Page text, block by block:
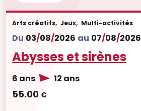
Arts créatifs, Jeux, Multi-activités
Du 03/08/2026 au 07/08/2026
Abysses et sirènes
6 ans 12 ans
55.00 €